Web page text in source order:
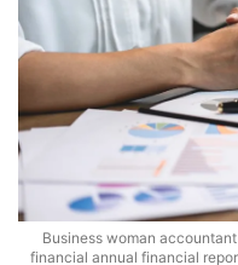
Business woman
financial annual financial